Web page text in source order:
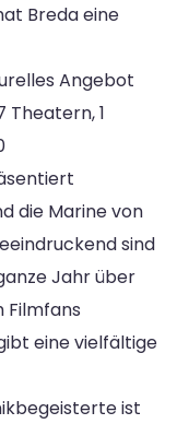
Breda eine
Angebot
Theatern, 1
die Marine von
sind
Jahr über
Filmfans
eine vielfältige
ist